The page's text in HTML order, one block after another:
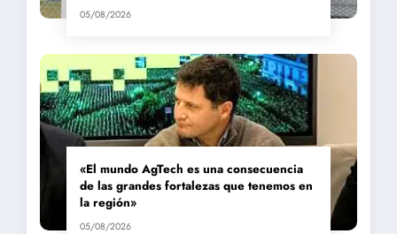
05/08/2026
«El mundo AgTech es una consecuencia
de las grandes fortalezas que tenemos en
la región»
05/08/2026